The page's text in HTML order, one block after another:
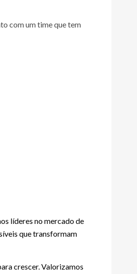
com um time que tem
líderes no mercado de
que transformam
crescer. Valorizamos